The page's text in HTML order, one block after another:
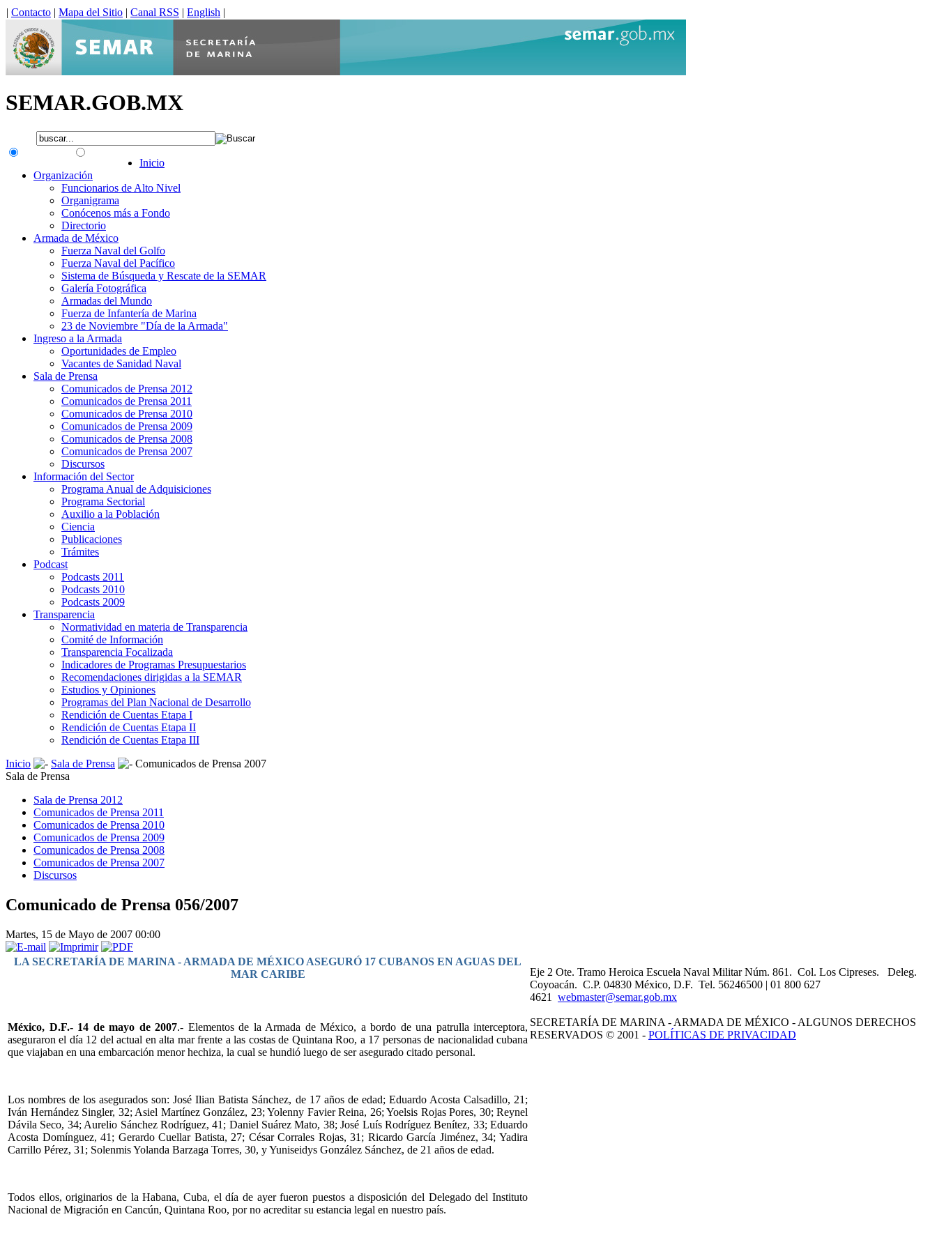
| Contacto | Mapa del Sitio | Canal RSS | English |
SEMAR.GOB.MX
Inicio
Organización
Funcionarios de Alto Nivel
Organigrama
Conócenos más a Fondo
Directorio
Armada de México
Fuerza Naval del Golfo
Fuerza Naval del Pacífico
Sistema de Búsqueda y Rescate de la SEMAR
Galería Fotográfica
Armadas del Mundo
Fuerza de Infantería de Marina
23 de Noviembre "Día de la Armada"
Ingreso a la Armada
Oportunidades de Empleo
Vacantes de Sanidad Naval
Sala de Prensa
Comunicados de Prensa 2012
Comunicados de Prensa 2011
Comunicados de Prensa 2010
Comunicados de Prensa 2009
Comunicados de Prensa 2008
Comunicados de Prensa 2007
Discursos
Información del Sector
Programa Anual de Adquisiciones
Programa Sectorial
Auxilio a la Población
Ciencia
Publicaciones
Trámites
Podcast
Podcasts 2011
Podcasts 2010
Podcasts 2009
Transparencia
Normatividad en materia de Transparencia
Comité de Información
Transparencia Focalizada
Indicadores de Programas Presupuestarios
Recomendaciones dirigidas a la SEMAR
Estudios y Opiniones
Programas del Plan Nacional de Desarrollo
Rendición de Cuentas Etapa I
Rendición de Cuentas Etapa II
Rendición de Cuentas Etapa III
Inicio
Sala de Prensa
Comunicados de Prensa 2007
Sala de Prensa
Sala de Prensa 2012
Comunicados de Prensa 2011
Comunicados de Prensa 2010
Comunicados de Prensa 2009
Comunicados de Prensa 2008
Comunicados de Prensa 2007
Discursos
Comunicado de Prensa 056/2007
Martes, 15 de Mayo de 2007 00:00
LA SECRETARÍA DE MARINA - ARMADA DE MÉXICO ASEGURÓ 17 CUBANOS EN AGUAS DEL
MAR CARIBE
México, D.F.- 14 de mayo de 2007.- Elementos de la Armada de México, a bordo de una patrulla interceptora,
aseguraron el día 12 del actual en alta mar frente a las costas de Quintana Roo, a 17 personas de nacionalidad cubana
que viajaban en una embarcación menor hechiza, la cual se hundió luego de ser asegurado citado personal.
Los nombres de los asegurados son: José Ilian Batista Sánchez, de 17 años de edad; Eduardo Acosta Calsadillo, 21;
Iván Hernández Singler, 32; Asiel Martínez González, 23; Yolenny Favier Reina, 26; Yoelsis Rojas Pores, 30; Reynel
Dávila Seco, 34; Aurelio Sánchez Rodríguez, 41; Daniel Suárez Mato, 38; José Luís Rodríguez Benítez, 33; Eduardo
Acosta Domínguez, 41; Gerardo Cuellar Batista, 27; César Corrales Rojas, 31; Ricardo García Jiménez, 34; Yadira
Carrillo Pérez, 31; Solenmis Yolanda Barzaga Torres, 30, y Yuniseidys González Sánchez, de 21 años de edad.
Todos ellos, originarios de la Habana, Cuba, el día de ayer fueron puestos a disposición del Delegado del Instituto
Nacional de Migración en Cancún, Quintana Roo, por no acreditar su estancia legal en nuestro país.
Eje 2 Ote. Tramo Heroica Escuela Naval Militar Núm. 861. Col. Los Cipreses. Deleg.
Coyoacán. C.P. 04830 México, D.F. Tel. 56246500 | 01 800 627
4621 webmaster@semar.gob.mx
SECRETARÍA DE MARINA - ARMADA DE MÉXICO - ALGUNOS DERECHOS
RESERVADOS © 2001 - POLÍTICAS DE PRIVACIDAD